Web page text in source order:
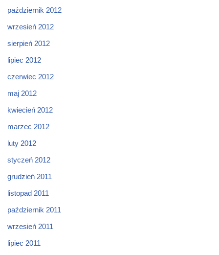
październik 2012
wrzesień 2012
sierpień 2012
lipiec 2012
czerwiec 2012
maj 2012
kwiecień 2012
marzec 2012
luty 2012
styczeń 2012
grudzień 2011
listopad 2011
październik 2011
wrzesień 2011
lipiec 2011